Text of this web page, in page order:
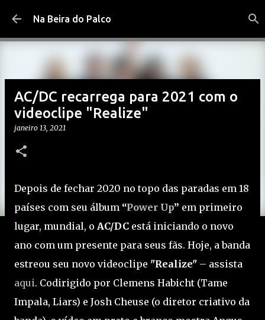
Pular para o conteúdo principal
Na Beira do Palco
AC/DC recarrega para 2021 com o
videoclipe "Realize"
janeiro 13, 2021
Depois de fechar 2020 no topo das paradas em 18
países com seu álbum “Power Up” em primeiro
lugar, mundial, o AC/DC está iniciando o novo
ano com um presente para seus fãs. Hoje, a banda
estreou seu novo videoclipe "Realize" – assista
aqui. Codirigido por Clemens Habicht (Tame
Impala, Liars) e Josh Cheuse (o diretor criativo da